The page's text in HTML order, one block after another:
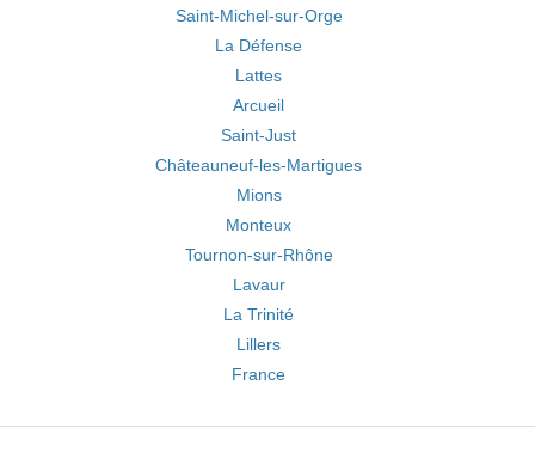
Saint-Michel-sur-Orge
La Défense
Lattes
Arcueil
Saint-Just
Châteauneuf-les-Martigues
Mions
Monteux
Tournon-sur-Rhône
Lavaur
La Trinité
Lillers
France